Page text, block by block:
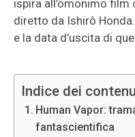
ispira all’omonimo
diretto da Ishirô
e la data d’uscita di
Indice dei
Human Vapor:
fantascientifica